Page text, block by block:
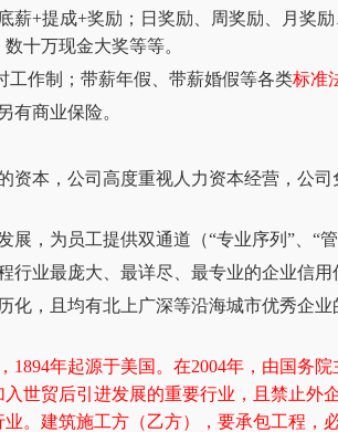
薪+提成+奖励；日奖励、周奖励、月奖
数十万现金大奖等等。
工作制；带薪年假、带薪婚假等各类标准
有商业保险。
资本，公司高度重视人力资本经营，公
，为员工提供双通道（“专业序列”、“
行业最庞大、最详尽、最专业的企业信
化，且均有北上广深等沿海城市优秀企
1894年起源于美国。在2004年，由国务
世贸后引进发展的重要行业，且禁止外
。建筑施工方（乙方），要承包工程，